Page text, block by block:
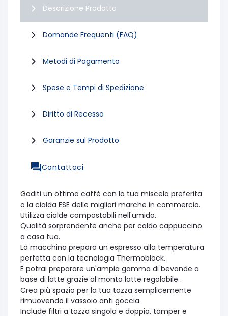
Descrizione Prodotto
Domande Frequenti (FAQ)
Metodi di Pagamento
Spese e Tempi di Spedizione
Diritto di Recesso
Garanzie sul Prodotto
Contattaci
Goditi un ottimo caffè con la tua miscela preferita
o la cialda ESE delle migliori marche in commercio.
Utilizza cialde compostabili nell'umido.
Qualità sorprendente anche per caldo cappuccino
a casa tua.
La macchina prepara un espresso alla temperatura
perfetta con la tecnologia Thermoblock.
E potrai preparare un'ampia gamma di bevande a
base di latte grazie al monta latte regolabile .
Crea più spazio per la tua tazza semplicemente
rimuovendo il vassoio anti goccia.
Include filtri a tazza singola e doppia, tamper e